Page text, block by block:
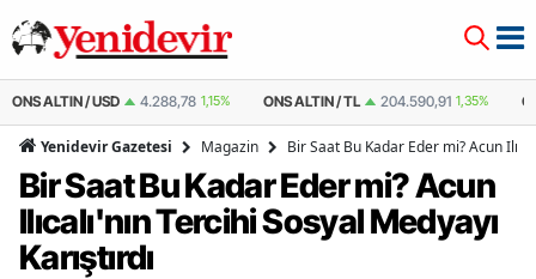
ALTIN / USD 4.288,78 1,15% ONS ALTIN / TL 204.590,91 1,35%
Yenidevir Gazetesi Magazin Bir Saat Bu Kadar Eder mi? Acun
Bir Saat Bu Kadar Eder mi? Acun
Ilıcalı'nın Tercihi Sosyal Medyayı
Karıştırdı